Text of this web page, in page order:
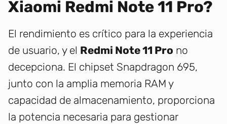
Xiaomi Redmi Note 11 Pro?
El rendimiento es crítico para la experiencia
de usuario, y el Redmi Note 11 Pro no
decepciona. El chipset Snapdragon 695,
junto con la amplia memoria RAM y
capacidad de almacenamiento, proporciona
la potencia necesaria para gestionar